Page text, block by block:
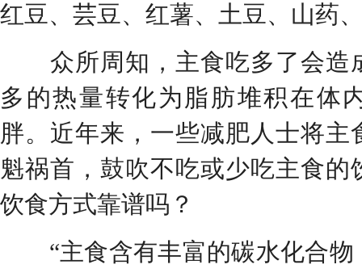
红豆、芸豆、红薯、土豆、山药
众所周知，主食吃多了会造
多的热量转化为脂肪堆积在体
胖。近年来，一些减肥人士将主
魁祸首，鼓吹不吃或少吃主食的
饮食方式靠谱吗？
“主食含有丰富的碳水化合物